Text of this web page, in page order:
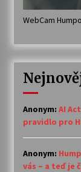
WebCam
Anonym: AI
pravidlo pro
Anonym:
vás – a teď je